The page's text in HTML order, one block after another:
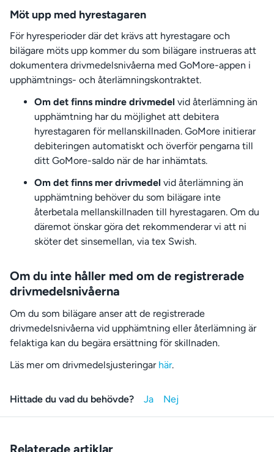
Möt upp med hyrestagaren
För hyresperioder där det krävs att hyrestagare och
bilägare möts upp kommer du som bilägare instrueras att
dokumentera drivmedelsnivåerna med GoMore-appen i
upphämtnings- och återlämningskontraktet.
Om det finns mindre drivmedel vid återlämning än
upphämtning har du möjlighet att debitera
hyrestagaren för mellanskillnaden. GoMore initierar
debiteringen automatiskt och överför pengarna till
ditt GoMore-saldo när de har inhämtats.
Om det finns mer drivmedel vid återlämning än
upphämtning behöver du som bilägare inte
återbetala mellanskillnaden till hyrestagaren. Om du
däremot önskar göra det rekommenderar vi att ni
sköter det sinsemellan, via tex Swish.
Om du inte håller med om de registrerade
drivmedelsnivåerna
Om du som bilägare anser att de registrerade
drivmedelsnivåerna vid upphämtning eller återlämning är
felaktiga kan du begära ersättning för skillnaden.
Läs mer om drivmedelsjusteringar här.
Hittade du vad du behövde?
Relaterade artiklar